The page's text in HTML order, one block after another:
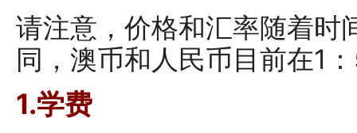
请注意，价格和汇率随着时
同，澳币和人民币目前在1
1.学费